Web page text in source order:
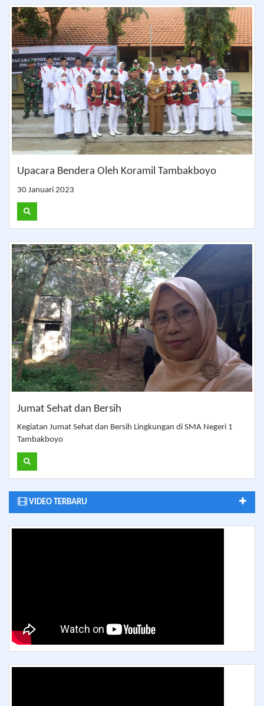
Upacara Bendera Oleh Koramil Tambakboyo
30 Januari 2023
Jumat Sehat dan Bersih
Kegiatan Jumat Sehat dan Bersih Lingkungan di SMA Negeri 1
Tambakboyo
VIDEO TERBARU